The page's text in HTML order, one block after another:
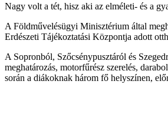
Nagy volt a tét, hisz aki az elméleti- és a
A Földművelésügyi Minisztérium által
Erdészeti Tájékoztatási Központja adott
A Sopronból, Szőcsénypusztáról és
meghatározás, motorfűrész szerelés,
során a diákoknak három fő helyszínen,